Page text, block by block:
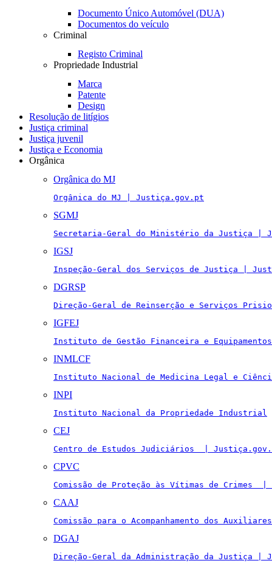
Documento Único Automóvel (DUA)
Documentos do veículo
Criminal
Registo Criminal
Propriedade Industrial
Marca
Patente
Design
Resolução de litígios
Justiça criminal
Justiça juvenil
Justiça e Economia
Orgânica
Orgânica do MJ
Orgânica do MJ | Justiça.gov.pt
SGMJ
Secretaria-Geral do Ministério da Justiça |
IGSJ
Inspeção-Geral dos Serviços de Justiça |
DGRSP
Direção-Geral de Reinserção e Serviços
IGFEJ
Instituto de Gestão Financeira e
INMLCF
Instituto Nacional de Medicina Legal e
INPI
Instituto Nacional da Propriedade Industrial
CEJ
Centro de Estudos Judiciários  |
CPVC
Comissão de Proteção às Vítimas de Crimes
CAAJ
Comissão para o Acompanhamento dos
DGAJ
Direção-Geral da Administração da Justiça |